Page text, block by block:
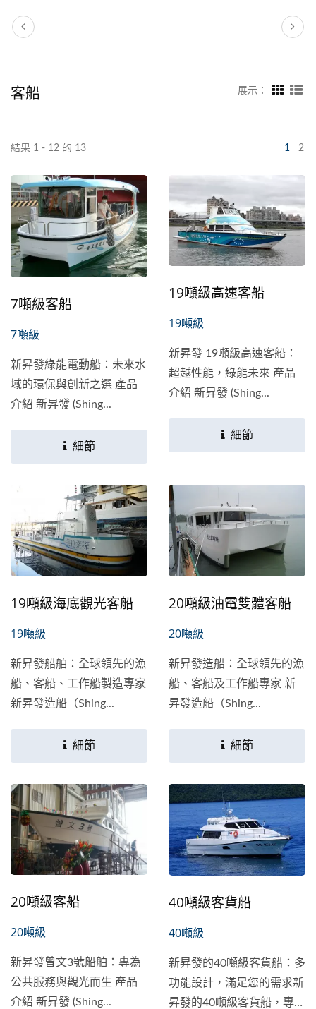
客船 展示：
結果 1 - 12 的 13 1 2
7噸級客船
7噸級
新昇發綠能電動船：未來水
域的環保與創新之選 產品
介紹 新昇發 (Shing...
細節
19噸級高速客船
19噸級
新昇發 19噸級高速客船：
超越性能，綠能未來 產品
介紹 新昇發 (Shing...
細節
19噸級海底觀光客船
19噸級
新昇發船舶：全球領先的漁
船、客船、工作船製造專家
新昇發造船（Shing...
細節
20噸級油電雙體客船
20噸級
新昇發造船：全球領先的漁
船、客船及工作船專家 新
昇發造船（Shing...
細節
20噸級客船
20噸級
新昇發曾文3號船舶：專為
公共服務與觀光而生 產品
介紹 新昇發 (Shing...
40噸級客貨船
40噸級
新昇發的40噸級客貨船：多
功能設計，滿足您的需求新
昇發的40噸級客貨船，專為